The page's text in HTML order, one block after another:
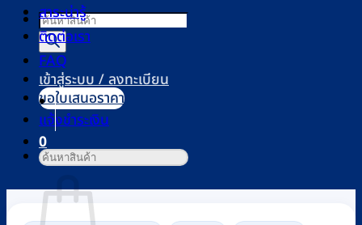
Products
search
เข้าสู่ระบบ / ลงทะเบียน
0
ตะกร้าสินค้า
สาระน่ารู้
ติดต่อเรา
FAQ
ขอใบเสนอราคา
แจ้งชำระเงิน
ค้นหา: